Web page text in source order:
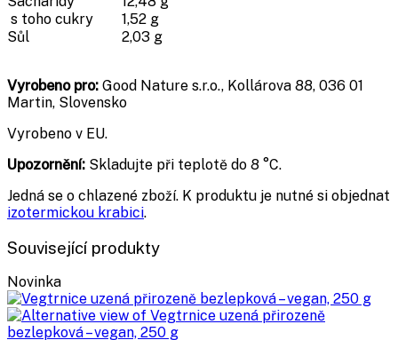
s toho cukry
1,52 g
Sůl
2,03 g
Vyrobeno pro: Good Nature s.r.o., Kollárova 88, 036 01
Martin, Slovensko
Vyrobeno v EU.
Upozornění: Skladujte při teplotě do 8 °C.
Jedná se o chlazené zboží. K produktu je nutné si objednat
izotermickou krabici.
Související produkty
Novinka